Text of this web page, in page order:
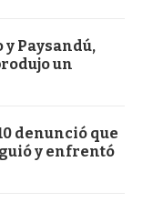
y Paysandú,
un
denunció que
y enfrentó